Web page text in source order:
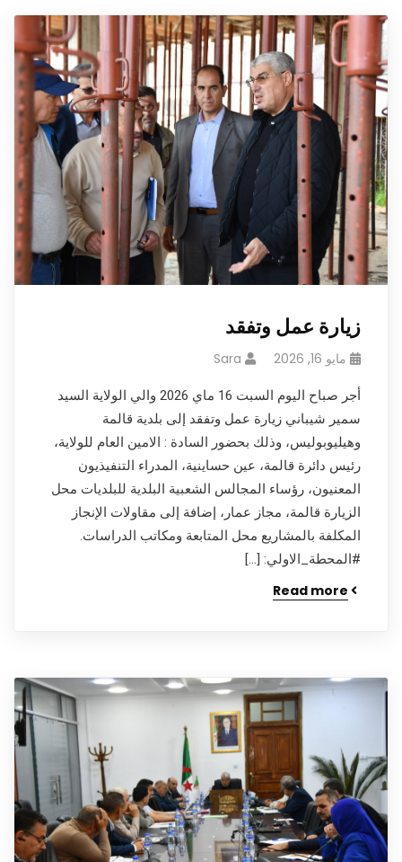
زيارة عمل وتفقد
مايو 16, 2026 Sara
أجر صباح اليوم السبت 16 ماي 2026 والي الولاية السيد
سمير شيباني زيارة عمل وتفقد إلى بلدية قالمة
وهيليوبوليس، وذلك بحضور السادة : الامين العام للولاية،
رئيس دائرة قالمة، عين حساينية، المدراء التنفيذيون
المعنيون، رؤساء المجالس الشعبية البلدية للبلديات محل
الزيارة قالمة، مجاز عمار، إضافة إلى مقاولات الإنجاز
المكلفة بالمشاريع محل المتابعة ومكاتب الدراسات.
#المحطة_الاولي: […]
Read more